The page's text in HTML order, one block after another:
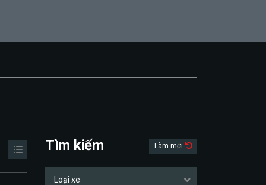
Tìm kiếm Làm mới
Loại xe